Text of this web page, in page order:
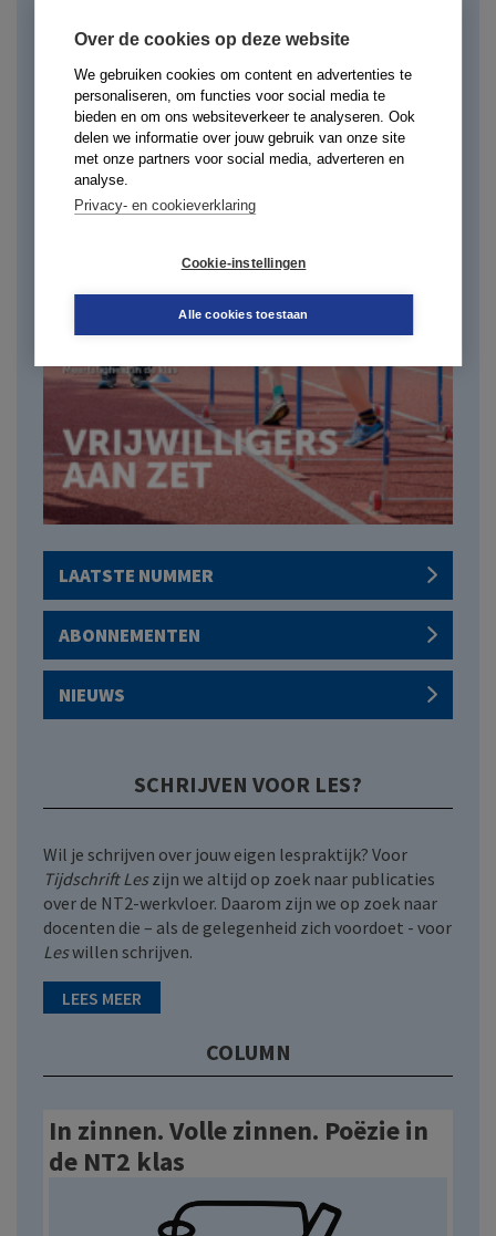
Over de cookies op deze website
We gebruiken cookies om content en advertenties te
personaliseren, om functies voor social media te
bieden en om ons websiteverkeer te analyseren. Ook
delen we informatie over jouw gebruik van onze site
met onze partners voor social media, adverteren en
analyse.
Privacy- en cookieverklaring
Cookie-instellingen
Alle cookies toestaan
LAATSTE NUMMER
ABONNEMENTEN
NIEUWS
SCHRIJVEN VOOR LES?
Wil je schrijven over jouw eigen lespraktijk? Voor
Tijdschrift Leszijn we altijd op zoek naar publicaties
over de NT2-werkvloer. Daarom zijn we op zoek naar
docenten die – als de gelegenheid zich voordoet - voor
Leswillen schrijven.
LEES MEER
COLUMN
In zinnen. Volle zinnen. Poëzie in
de NT2 klas